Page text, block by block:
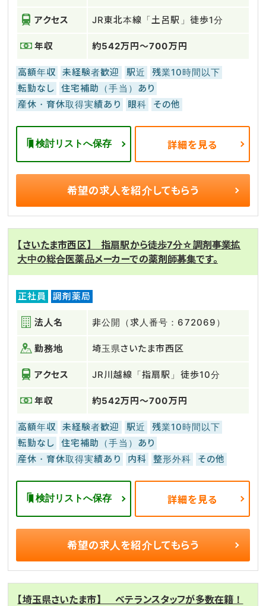
アクセス JR東北本線「土呂駅」徒歩1分
年収 約542万円～700万円
高額年収 未経験者歓迎 駅近
残業10時間以下
転勤なし
住宅補助（手当）あり
産休・育休取得実績あり
眼科 その他
検討リストへ保存 詳細を見る
希望の求人を紹介してもらう
【さいたま市西区】 指扇駅から徒歩7分☆調剤事業拡
大中の総合医薬品メーカーでの薬剤師募集です。
正社員 調剤薬局
法人名 非公開（求人番号：672069）
勤務地 埼玉県さいたま市西区
アクセス JR川越線「指扇駅」徒歩10分
年収 約542万円～700万円
高額年収 未経験者歓迎 駅近
残業10時間以下
転勤なし
住宅補助（手当）あり
産休・育休取得実績あり
内科 整形外科 その他
検討リストへ保存 詳細を見る
希望の求人を紹介してもらう
【埼玉県さいたま市】 ベテランスタッフが多数在籍！